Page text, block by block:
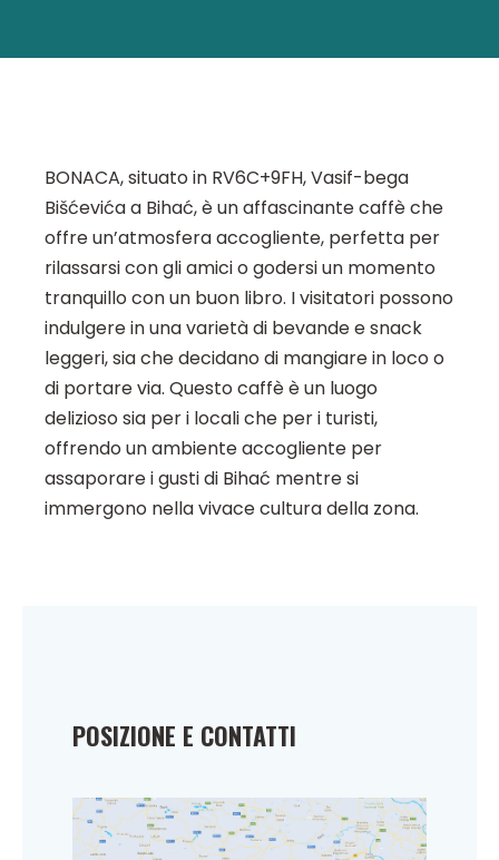
BONACA, situato in RV6C+9FH, Vasif-bega
Bišćevića a Bihać, è un affascinante caffè che
offre un’atmosfera accogliente, perfetta per
rilassarsi con gli amici o godersi un momento
tranquillo con un buon libro. I visitatori possono
indulgere in una varietà di bevande e snack
leggeri, sia che decidano di mangiare in loco o
di portare via. Questo caffè è un luogo
delizioso sia per i locali che per i turisti,
offrendo un ambiente accogliente per
assaporare i gusti di Bihać mentre si
immergono nella vivace cultura della zona.
POSIZIONE E CONTATTI